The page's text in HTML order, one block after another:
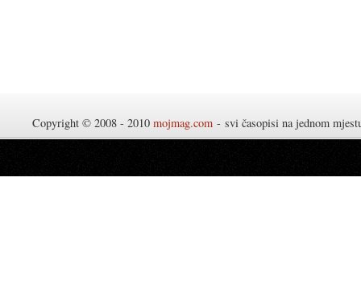
Copyright © 2008 - 2010 mojmag.com - svi časopisi na jednom